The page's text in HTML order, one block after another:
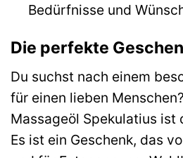
Bedürfnisse und
Die perfekte
Du suchst nach einem
für einen lieben
Massageöl Spekulatius ist
Es ist ein Geschenk, das